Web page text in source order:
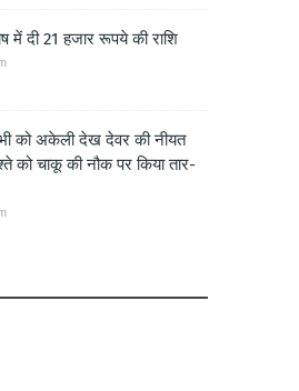
में दी 21 हजार रूपये की राशि
को अकेली देख देवर की नीयत
को चाकू की नौक पर किया तार-